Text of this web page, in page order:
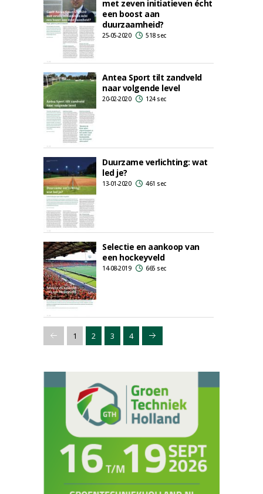
met zeven initiatieven écht
een boost aan
duurzaamheid?
25-05-2020 518 sec
Antea Sport tilt zandveld
naar volgende level
20-02-2020 124 sec
Duurzame verlichting: wat
led je?
13-01-2020 461 sec
Selectie en aankoop van
een hockeyveld
14-08-2019 665 sec
1 2 3 4